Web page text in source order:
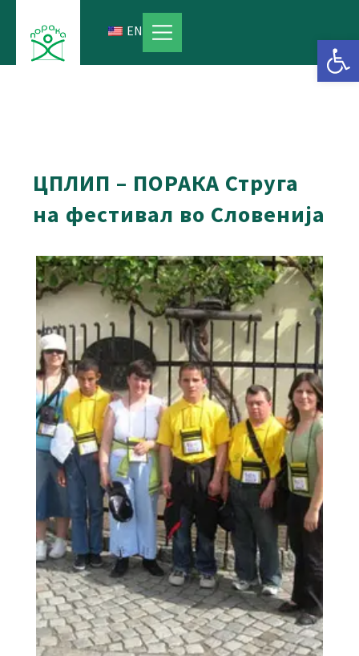
content
EN
ЦПЛИП – ПОРАКА Струга
на фестивал во Словенија